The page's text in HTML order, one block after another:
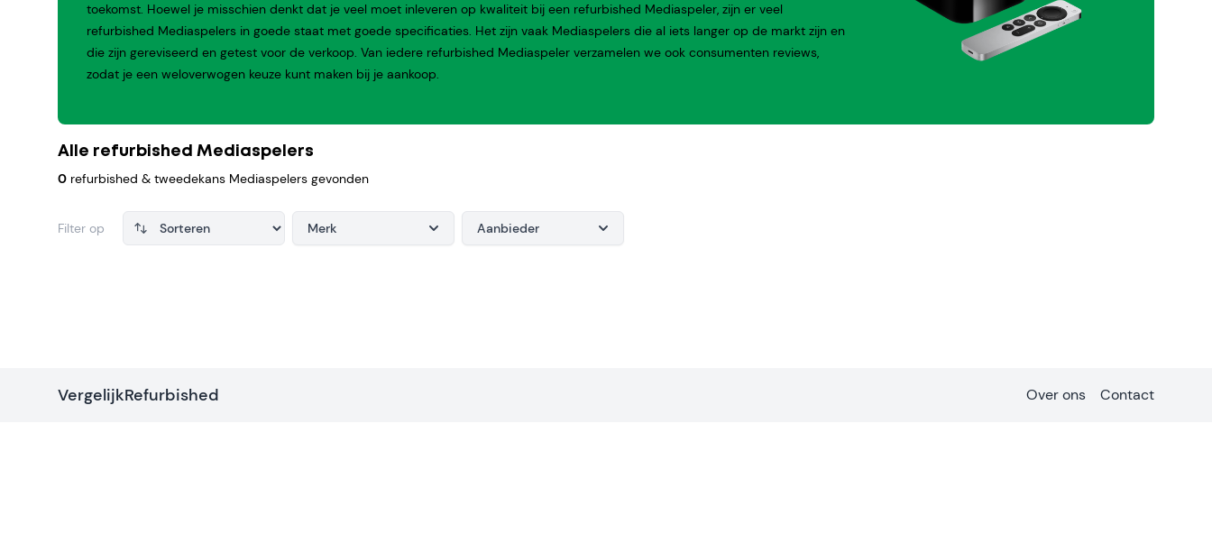
toekomst. Hoewel je misschien denkt dat je veel moet inleveren op kwaliteit bij een refurbished Mediaspeler, zijn er veel
refurbished Mediaspelers in goede staat met goede specificaties. Het zijn vaak Mediaspelers die al iets langer op de markt zijn en
die zijn gereviseerd en getest voor de verkoop. Van iedere refurbished Mediaspeler verzamelen we ook consumenten reviews,
zodat je een weloverwogen keuze kunt maken bij je aankoop.
Alle refurbished Mediaspelers
0 refurbished & tweedekans Mediaspelers gevonden
Filter op Merk Aanbieder
VergelijkRefurbished Over ons Contact